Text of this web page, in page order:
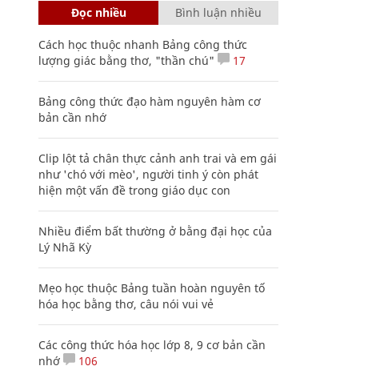
Đọc nhiều Bình luận nhiều
Cách học thuộc nhanh Bảng công thức
lượng giác bằng thơ, "thần chú"
17
Bảng công thức đạo hàm nguyên hàm cơ
bản cần nhớ
Clip lột tả chân thực cảnh anh trai và em gái
như 'chó với mèo', người tinh ý còn phát
hiện một vấn đề trong giáo dục con
Nhiều điểm bất thường ở bằng đại học của
Lý Nhã Kỳ
Mẹo học thuộc Bảng tuần hoàn nguyên tố
hóa học bằng thơ, câu nói vui vẻ
Các công thức hóa học lớp 8, 9 cơ bản cần
nhớ
106